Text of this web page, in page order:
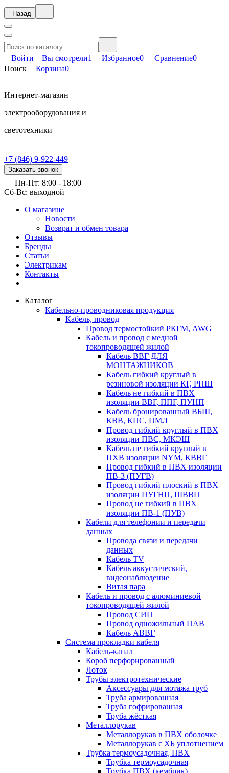
Назад
Войти Вы смотрели1 Избранное0 Сравнение0
Поиск
Корзина0
Интернет-магазин
электрооборудования и
светотехники
+7 (846) 9-922-449
Заказать звонок
Пн-Пт: 8:00 - 18:00
Сб-Вс: выходной
О магазине
Новости
Возврат и обмен товара
Отзывы
Бренды
Статьи
Электрикам
Контакты
Каталог
Кабельно-проводниковая продукция
Кабель, провод
Провод термостойкий РКГМ, AWG
Кабель и провод с медной
токопроводящей жилой
Кабель ВВГ ДЛЯ
МОНТАЖНИКОВ
Кабель гибкий круглый в
резиновой изоляции КГ, РПШ
Кабель не гибкий в ПВХ
изоляции ВВГ, ППГ, ПУНП
Кабель бронированный ВБШ,
КВВ, КПС, ПМЛ
Провод гибкий круглый в ПВХ
изоляции ПВС, МКЭШ
Кабель не гибкий круглый в
ПХВ изоляции NYM, КВВГ
Провод гибкий в ПВХ изоляции
ПВ-3 (ПУГВ)
Провод гибкий плоский в ПВХ
изоляции ПУГНП, ШВВП
Провод не гибкий в ПВХ
изоляции ПВ-1 (ПУВ)
Кабели для телефонии и передачи
данных
Провода связи и передачи
данных
Кабель TV
Кабель аккустический,
видеонаблюдение
Витая пара
Кабель и провод с алюминиевой
токопроводящей жилой
Провод СИП
Провод одножильный ПАВ
Кабель АВВГ
Система прокладки кабеля
Кабель-канал
Короб перфорированный
Лоток
Трубы электротехнические
Аксессуары для мотажа труб
Труба армированная
Труба гофрированная
Труба жёсткая
Металлорукав
Металлорукав в ПВХ оболочке
Металлорукав с ХБ уплотнением
Трубка термоусадочная, ПВХ
Трубка термоусадочная
Трубка ПВХ (кембрик)